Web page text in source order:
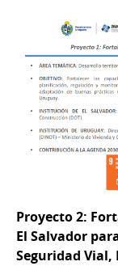
Proyecto 2:
El Salvador
Seguridad Vial,